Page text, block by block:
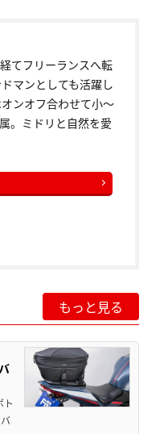
てフリーランスへ転
マンとしても活躍し
ンオフ合わせて小〜
。ミドリと自然を愛
もっと見る
ト